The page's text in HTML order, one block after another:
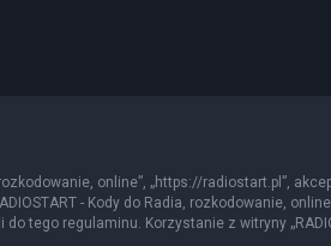
online”, „https://radiostart.pl”,
- Kody do Radia, rozkodowanie,
tego regulaminu. Korzystanie z witryny